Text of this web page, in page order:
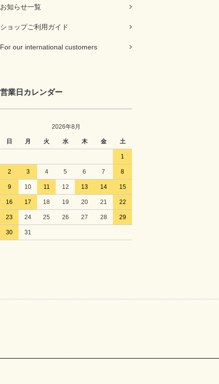
お知らせ一覧
ショップご利用ガイド
For our international customers
営業日カレンダー
2026年8月
日 月 火 水 木 金 土
1
2 3 4 5 6 7 8
9 10 11 12 13 14 15
16 17 18 19 20 21 22
23 24 25 26 27 28 29
30 31